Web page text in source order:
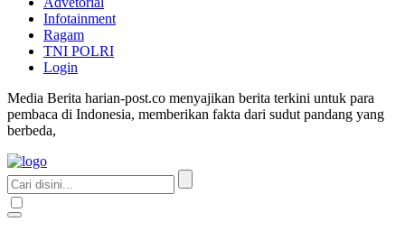
Infotainment
Ragam
TNI POLRI
Login
Media Berita harian-post.co menyajikan berita terkini untuk para
pembaca di Indonesia, memberikan fakta dari sudut pandang yang
berbeda,